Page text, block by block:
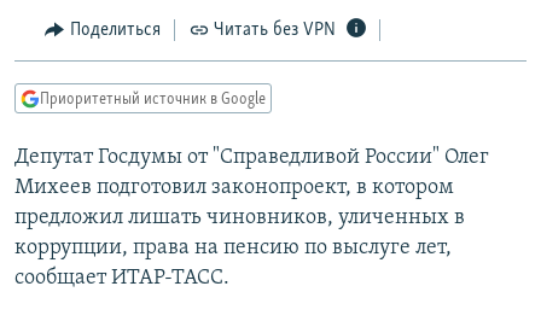
Вернутся
поиску
КУЛЬТУРА
КАВКАЗ.РЕАЛИИ
СЕВЕР.РЕАЛИИ
СИБИРЬ.РЕАЛИИ
РАСПИСАНИЕ ВЕЩАНИЯ
ПОДПИШИТЕСЬ НА РАССЫЛКУ
Поделиться Читать без VPN
Приоритетный источник в Google
Депутат Госдумы от "Справедливой России" Олег
Михеев подготовил законопроект, в котором
предложил лишать чиновников, уличенных в
коррупции, права на пенсию по выслуге лет,
сообщает ИТАР-ТАСС.